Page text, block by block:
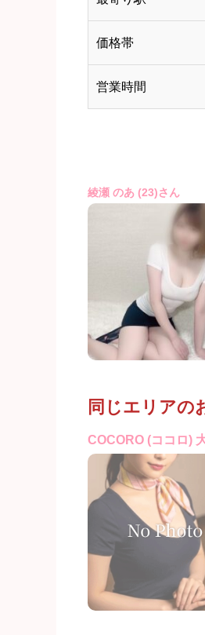
価格帯
営業時間
綾瀬 のあ (23)さん
同じエリアの
COCORO (ココロ)